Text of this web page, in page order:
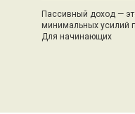
Пассивный доход —
минимальных усилий
Для начинающих